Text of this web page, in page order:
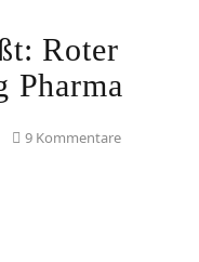
Roter
Pharma
9 Kommentare